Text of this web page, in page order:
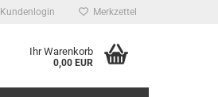
Kundenlogin Merkzettel
Ihr Warenkorb
0,00 EUR